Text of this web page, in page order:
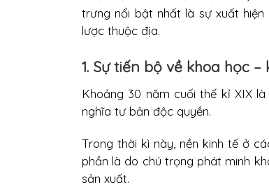
trưng nổi bật nhất là sự xuất
lược thuộc địa.
1. Sự tiến bộ về khoa học
Khoảng 30 năm cuối thế kỉ XIX
nghĩa tư bản độc quyền.
Trong thời kì này, nền kinh tế ở
phần là do chú trọng phát minh
sản xuất.